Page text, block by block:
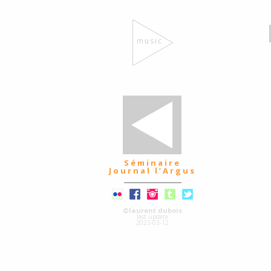
music
Séminaire
Journal l’Argus
©laurent dubois
last update
2023-03-12